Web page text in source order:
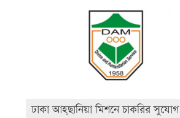
ঢাকা আহ্ছানিয়া মিশনে চাকরির সুযোগ